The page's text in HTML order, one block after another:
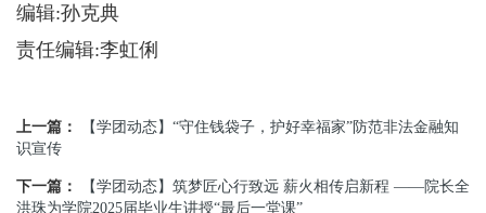
编辑:孙克典
责任编辑:李虹俐
上一篇：
【学团动态】“守住钱袋子，护好幸福家”防范非法金融知
识宣传
下一篇：
【学团动态】筑梦匠心行致远 薪火相传启新程 ——院长全
洪珠为学院2025届毕业生讲授“最后一堂课”